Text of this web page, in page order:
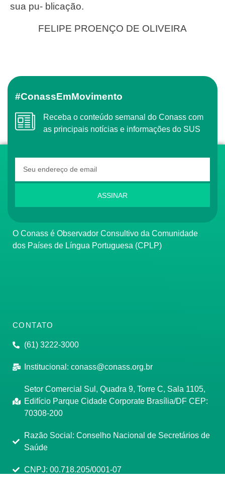
sua pu- blicação.
FELIPE PROENÇO DE OLIVEIRA
#ConassEmMovimento
Receba o conteúdo semanal do Conass com
as principais notícias e informações do SUS
ASSINAR
O Conass é Observador Consultivo da Comunidade
dos Países de Língua Portuguesa (CPLP)
CONTATO
(61) 3222-3000
Institucional: conass@conass.org.br
Setor Comercial Sul, Quadra 9, Torre C, Sala 1105,
Edifício Parque Cidade Corporate Brasília/DF CEP:
70308-200
Razão Social: Conselho Nacional de Secretários de
Saúde
CNPJ: 00.718.205/0001-07